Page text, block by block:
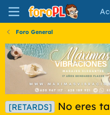
Foro General
[RETARDS] No eres